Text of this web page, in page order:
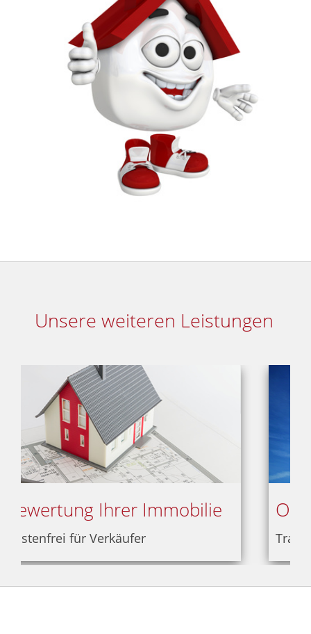
Unsere weiteren Leistungen
Objekttracking
Transparenz und Information